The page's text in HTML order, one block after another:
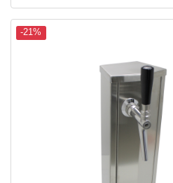
-21%